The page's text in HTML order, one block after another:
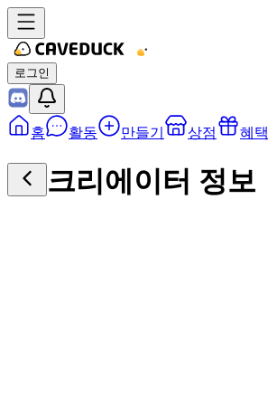
로그인
홈 활동 만들기 상점 혜택
크리에이터 정보